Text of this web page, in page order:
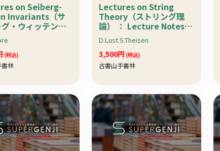
on Seiberg-
Invariants（サ
・ウィッテン不
:Lecture Notes in
1629
(税込)
書林
Lectures on String
Theory（ストリング理
論） ： Lecture Notes in
Physics
D.Lust S.Theisen
3,500円 (税込)
古書山手書林